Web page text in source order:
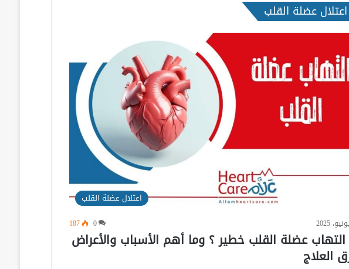
عضلة القلب
اعتلال عضلة القلب
0
187
عضلة القلب خطير ؟ وما أهم الأسباب والأعراض
العلاج